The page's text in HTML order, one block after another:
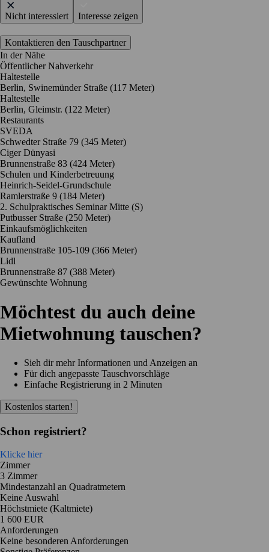
Nicht interessiert Interesse zeigen
Kontaktieren den Tauschpartner
In der Nähe
Öffentlicher Nahverkehr
Haltestelle
Berlin, Swinemünder Straße (117 Meter)
Haltestelle
Berlin, Gleimstr. (122 Meter)
Restaurants
SVEDA
Schwedter Straße 79 (345 Meter)
Ciger Dünyasi
Brunnenstraße 83 (424 Meter)
Schulen und Kinderbetreuung
Heinrich-Seidel-Grundschule
Ramlerstraße 9 (184 Meter)
2. Schulpraktisches Seminar Mitte (S)
Putbusser Straße (250 Meter)
Einkaufsmöglichkeiten
Kaufland
Brunnenstraße 105-109 (366 Meter)
Lidl
Brunnenstraße 87 (388 Meter)
Gewünschte Wohnung
Möchtest du auch deine
Mietwohnung tauschen?
Sieh dir mehr Informationen und Anzeigen an
Für dich angepasste Tauschvorschläge
Einfache Registrierung in 2 Minuten
Kostenlos starten!
Schon registriert?
Klicke hier
Zimmer
3 Zimmer
Mindestanzahl an Quadratmetern
Keine Auswahl
Höchstmiete (Kaltmiete)
1 600 EUR
Anforderungen
Keine besonderen Anforderungen